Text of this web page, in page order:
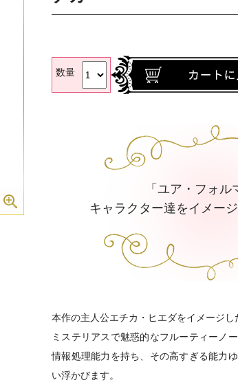
数量
「ユア・フォル
キャラクター達をイメー
本作の主人公エチカ・ヒエダをイメージし
ミステリアスで魅惑的なフルーティーノ
情報処理能力を持ち、その高すぎる能力
い浮かびます。